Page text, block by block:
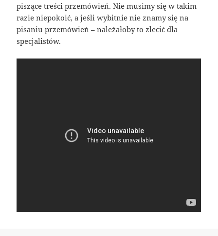
piszące treści przemówień. Nie musimy się w takim
razie niepokoić, a jeśli wybitnie nie znamy się na
pisaniu przemówień – należałoby to zlecić dla
specjalistów.